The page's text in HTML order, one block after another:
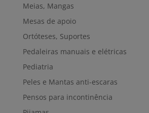
Meias, Mangas
Mesas de apoio
Ortóteses, Suportes
Pedaleiras manuais e elétricas
Pediatria
Peles e Mantas anti-escaras
Pensos para incontinência